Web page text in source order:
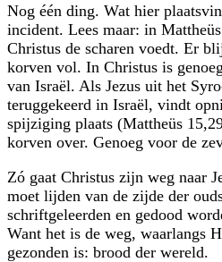
Nog één ding. Wat hier
incident. Lees maar: in
Christus de scharen voedt. Er
korven vol. In Christus is
van Israël. Als Jezus uit het
teruggekeerd in Israël, vindt
spijziging plaats (Mattheüs
korven over. Genoeg voor de
Zó gaat Christus zijn weg naar
moet lijden van de zijde der
schriftgeleerden en gedood
Want het is de weg, waarlangs
gezonden is: brood der wereld.